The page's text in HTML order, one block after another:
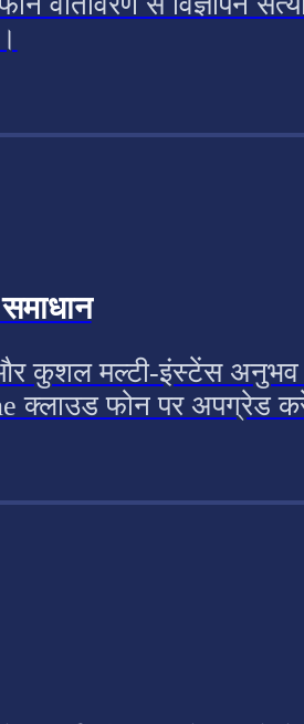
कुशल मल्टी-इंस्टेंस
क्लाउड फोन पर अपग्रेड